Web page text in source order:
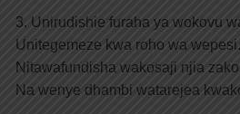
3. Unirudishie furaha ya wokovu
Unitegemeze kwa roho wa wepesi.
Nitawafundisha wakosaji njia
Na wenye dhambi watarejea